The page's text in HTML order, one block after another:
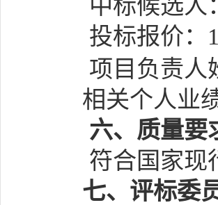
中标候选人：
投标报价：
项目负责人
相关个人业
六、质量要
符合国家现
七、 评标委